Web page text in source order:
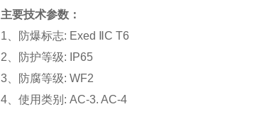
主要技术参数：
1 、防爆标志: Exed ⅡC T6
2 、防护等级: IP65
3、防腐等级: WF2
4、使用类别: AC-3. AC-4